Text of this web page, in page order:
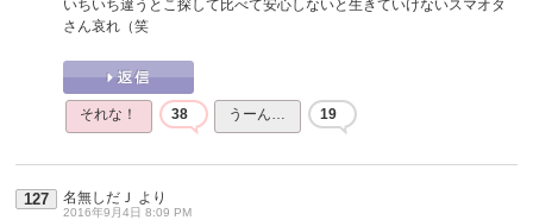
いちいち違うとこ探して比べて安心しないと生きていけないスマオタ
さん哀れ（笑
それな！ 38 うーん… 19
127 名無しだＪ より
2016年9月4日 8:09 PM